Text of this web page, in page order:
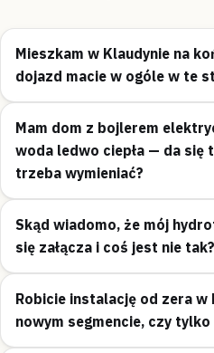
Mieszkam w Klaudynie na
dojazd macie w ogóle w te
Mam dom z bojlerem
woda ledwo ciepła — da się
trzeba wymieniać?
Skąd wiadomo, że mój
się załącza i coś jest nie tak?
Robicie instalację od zera w
nowym segmencie, czy tylko